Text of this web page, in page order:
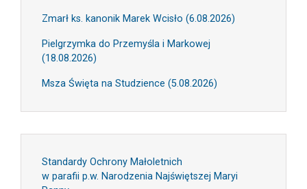
Zmarł ks. kanonik Marek Wcisło (6.08.2026)
Pielgrzymka do Przemyśla i Markowej
(18.08.2026)
Msza Święta na Studzience (5.08.2026)
Standardy Ochrony Małoletnich
w parafii p.w. Narodzenia Najświętszej Maryi